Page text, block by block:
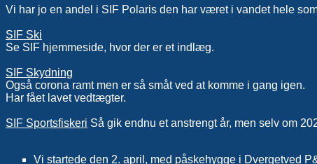
Vi har jo en andel i SIF Polaris den har været i vandet hele
SIF Ski
Se SIF hjemmeside, hvor der er et indlæg.
SIF Skydning
Også corona ramt men er så småt ved at komme i gang igen.
Har fået lavet vedtægter.
SIF Sportsfiskeri Så gik endnu et anstrengt år, men selv om
Vi startede den 2. april, med påskehygge i Dvergetved